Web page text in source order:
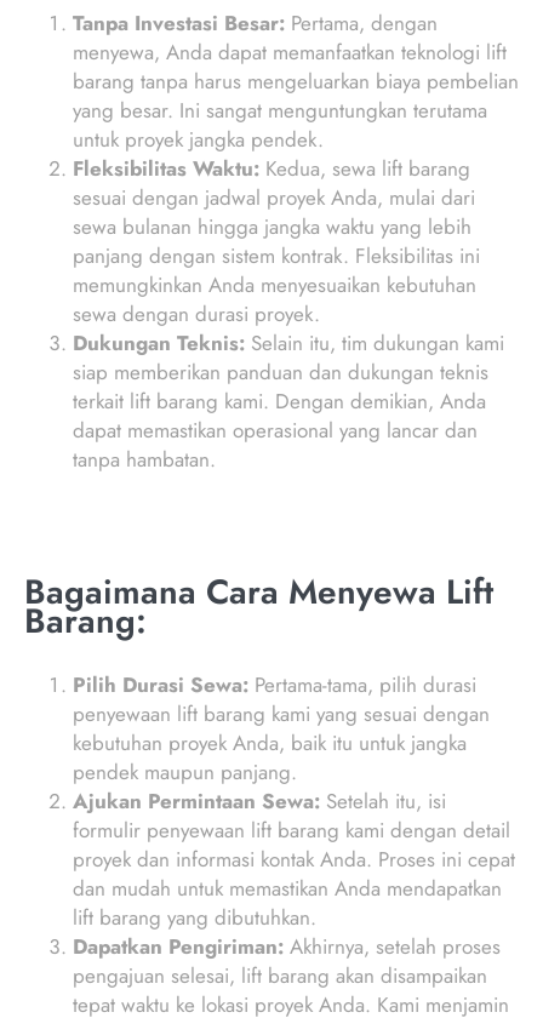
Tanpa Investasi Besar: Pertama, dengan
menyewa, Anda dapat memanfaatkan teknologi lift
barang tanpa harus mengeluarkan biaya pembelian
yang besar. Ini sangat menguntungkan terutama
untuk proyek jangka pendek.
Fleksibilitas Waktu: Kedua, sewa lift barang
sesuai dengan jadwal proyek Anda, mulai dari
sewa bulanan hingga jangka waktu yang lebih
panjang dengan sistem kontrak. Fleksibilitas ini
memungkinkan Anda menyesuaikan kebutuhan
sewa dengan durasi proyek.
Dukungan Teknis: Selain itu, tim dukungan kami
siap memberikan panduan dan dukungan teknis
terkait lift barang kami. Dengan demikian, Anda
dapat memastikan operasional yang lancar dan
tanpa hambatan.
Bagaimana Cara Menyewa Lift
Barang:
Pilih Durasi Sewa: Pertama-tama, pilih durasi
penyewaan lift barang kami yang sesuai dengan
kebutuhan proyek Anda, baik itu untuk jangka
pendek maupun panjang.
Ajukan Permintaan Sewa: Setelah itu, isi
formulir penyewaan lift barang kami dengan detail
proyek dan informasi kontak Anda. Proses ini cepat
dan mudah untuk memastikan Anda mendapatkan
lift barang yang dibutuhkan.
Dapatkan Pengiriman: Akhirnya, setelah proses
pengajuan selesai, lift barang akan disampaikan
tepat waktu ke lokasi proyek Anda. Kami menjamin